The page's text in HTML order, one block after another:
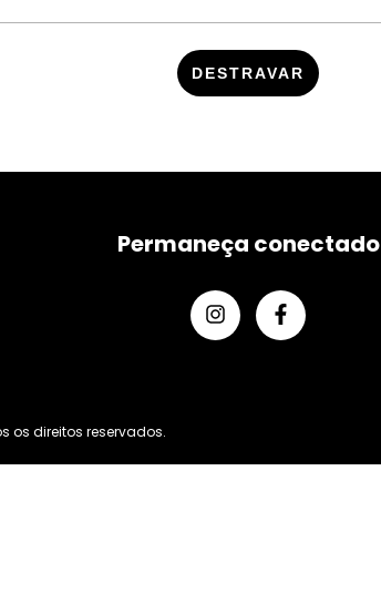
DESTRAVAR
Permaneça conectado
os direitos reservados.